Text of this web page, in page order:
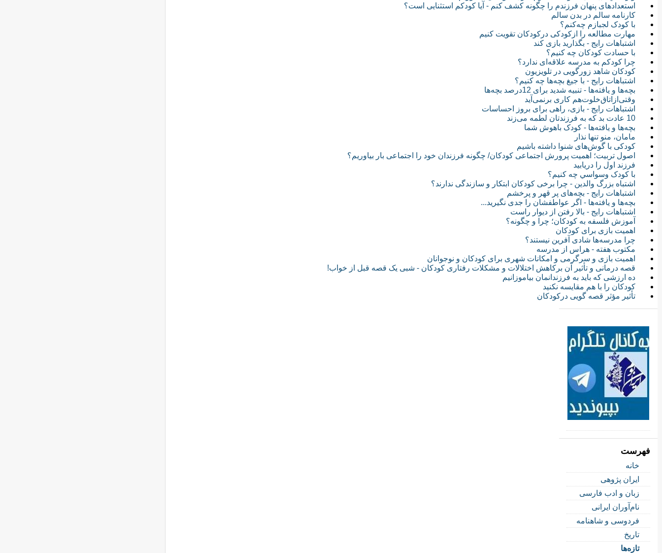
استعدادهای پنهان فرزندم را چگونه کشف کنم - آیا کودکم استثنایی است؟
کارنامه سالم در بدن سالم
با کودک لجبازم چه‌کنم؟
مهارت مطالعه را ازکودکی درکودکان تقویت کنیم
اشتباهات رایج - بگذارید بازی کند
با حسادت کودکان چه کنیم؟
چرا ‌کودکم به مدرسه علاقه‌ای ندارد؟
کودکان شاهد زورگویی در تلویزیون
اشتباهات رایج - با جیغ بچه‌ها چه کنیم؟
بچه‌ها و یافته‌ها - تنبیه‌‌ شدید برای 12درصد بچه‌ها
وقتی‌از‌اتاق‌خلوت‌هم کاری برنمی‌آید
اشتباهات رایج - بازی، راهی برای بروز احساسات
بچه‌ها و یافته‌ها - کودک باهوش شما
مامان، منو تنها نذار
کودکی با‌ گوش‌های شنوا داشته باشیم
اصول تربیت؛ اهمیت پرورش اجتماعی کودکان/ چگونه فرزندان خود را اجتماعی بار بیاوریم؟
فرزند اول را دريابيد
با کودک وسواسي چه کنيم؟
اشتباه بزرگ والدین - چرا برخی کودکان ابتکار و سازندگی ندارند؟
اشتباهات رایج - بچه‌های پر قهر و پرخشم
بچه‌ها و یافته‌ها - اگر عواطفشان را جدی نگیرید...‏
اشتباهات رایج - بالا رفتن از دیوار راست
آموزش فلسفه به کودکان؛ چرا و چگونه؟
اهمیت بازی برای کودکان
چرا مدرسه‌ها شادی آفرین نیستند؟
مکتوب هفته - هراس از مدرسه
اهمیت بازی و سرگرمی و امکانات شهری برای کودکان و نوجوانان
قصه درمانی و تأثیر آن برکاهش اختلالات و مشکلات رفتاری کودکان - شبی یک قصه قبل از خواب!
ده ارزشی که باید به فرزندانمان بیاموزانیم
کودکان را با هم مقایسه نکنید
تأثیر مؤثر قصه گویی درکودکان
فهرست
خانه
ایران پژوهی
زبان و ادب فارسی
نام‌آوران ایرانی
فردوسی و شاهنامه
تاریخ
تازه‌ها